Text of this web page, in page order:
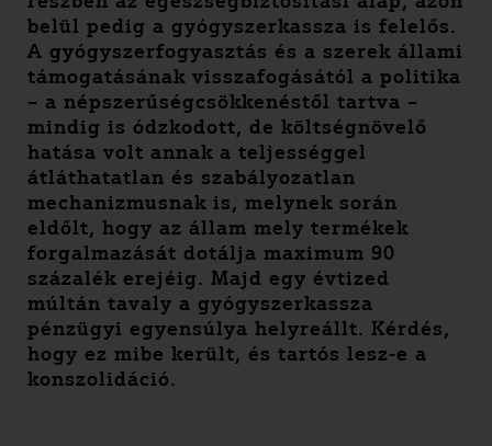
belül pedig a gyógyszerkassza is felelős.
A gyógyszerfogyasztás és a szerek állami
támogatásának visszafogásától a politika
– a népszerűségcsökkenéstől tartva –
mindig is ódzkodott, de költségnövelő
hatása volt annak a teljességgel
átláthatatlan és szabályozatlan
mechanizmusnak is, melynek során
eldőlt, hogy az állam mely termékek
forgalmazását dotálja maximum 90
százalék erejéig. Majd egy évtized
múltán tavaly a gyógyszerkassza
pénzügyi egyensúlya helyreállt. Kérdés,
hogy ez mibe került, és tartós lesz-e a
konszolidáció.